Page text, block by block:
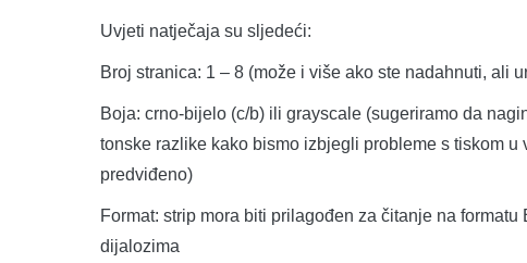
Uvjeti natječaja su sljedeći:
Broj stranica: 1 – 8 (može i više ako ste nadahnuti, ali
Boja: crno-bijelo (c/b) ili grayscale (sugeriramo da
tonske razlike kako bismo izbjegli probleme s tiskom
predviđeno)
Format: strip mora biti prilagođen za čitanje na
dijalozima